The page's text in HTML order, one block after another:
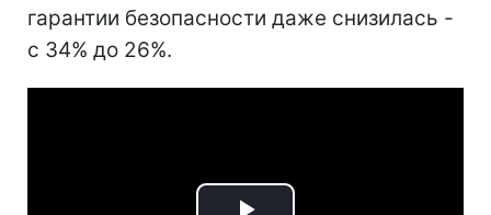
гарантии безопасности даже снизилась -
с 34% до 26%.